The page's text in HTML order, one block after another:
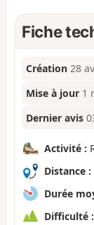
Fiche
Création 28
Mise à jour 1
Dernier avis
Activité :
Distance :
Durée
Difficulté :